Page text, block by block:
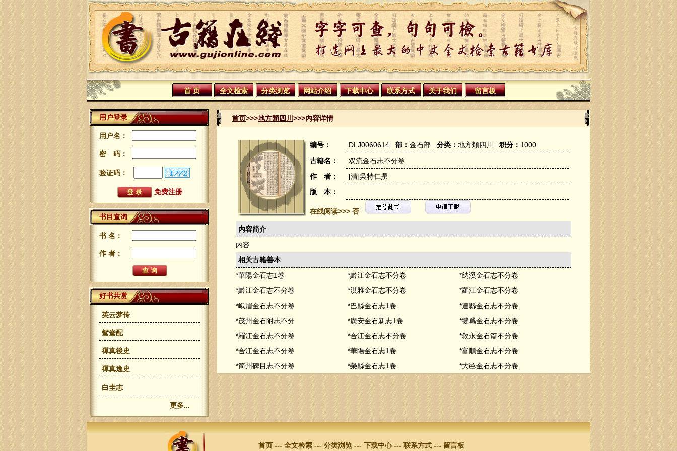
首 页 全文检索 分类浏览 网站介绍 下载中心 联系方式 关于我们 留言板
用户登录
用户名：
密 码：
验证码：
免费注册
书目查询
书 名：
作 者：
好书共赏
英云梦传
鸳鸯配
禪真後史
禪真逸史
白圭志
更多...
首页>>>地方類四川 >>>内容详情
编号： DLJ0060614 部： 金石部 分类： 地方類四川 积分： 1000
古籍名：
双流金石志不分卷
作 者：
[清]吳特仁撰
版 本：
在线阅读>>> 否
内容简介
内容
相关古籍善本
*華陽金石志1卷
*黔江金石志不分卷
*峨眉金石志不分卷
*茂州金石附志不分
*羅江金石志不分卷
*合江金石志不分卷
*简州碑目志不分卷
*黔江金石志不分卷
*洪雅金石志不分卷
*巴縣金石志1卷
*廣安金石新志1卷
*合江金石志不分卷
*華陽金石志1卷
*榮縣金石志1卷
*納溪金石志不分卷
*羅江金石志不分卷
*達縣金石志不分卷
*犍爲金石志不分卷
*敘永金石篇不分卷
*富順金石志不分卷
*大邑金石志不分卷
首页 --- 全文检索 --- 分类浏览 --- 下载中心--- 联系方式 --- 留言板